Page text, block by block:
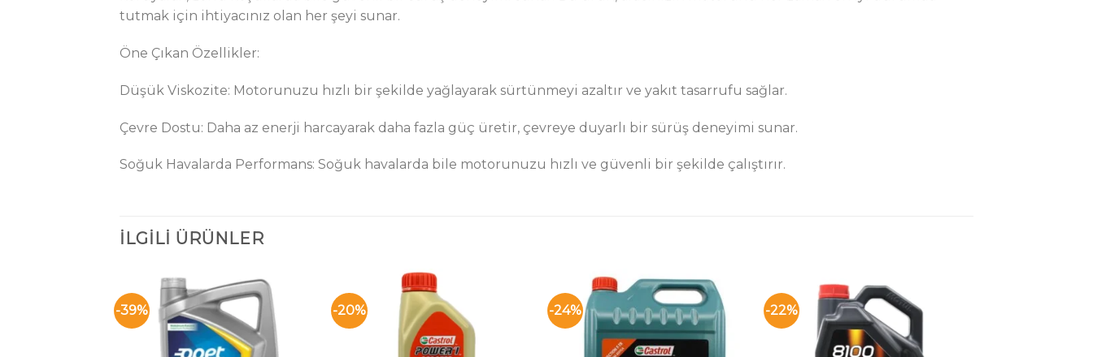
tutmak için ihtiyacınız olan her şeyi sunar.
Öne Çıkan Özellikler:
Düşük Viskozite: Motorunuzu hızlı bir şekilde yağlayarak sürtünmeyi azaltır ve yakıt tasarrufu sağlar.
Çevre Dostu: Daha az enerji harcayarak daha fazla güç üretir, çevreye duyarlı bir sürüş deneyimi sunar.
Soğuk Havalarda Performans: Soğuk havalarda bile motorunuzu hızlı ve güvenli bir şekilde çalıştırır.
İLGILI ÜRÜNLER
-39% -20% -24% -22%